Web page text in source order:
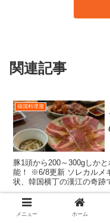
関連記事
韓国料理屋
豚1頭から200～300gしか
能！ ※6/8更新 ソレカルメ
状、韓国横丁の漢江の奇跡
ばづけです。 新大久保食
メニュー ホーム